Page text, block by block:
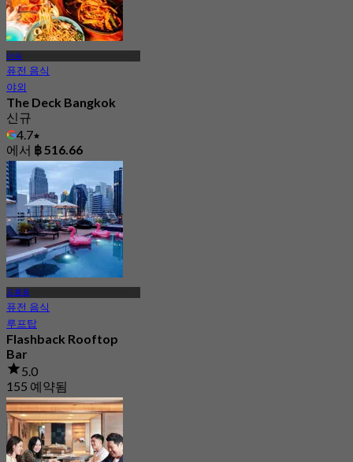
아속
퓨전 음식
야외
The Deck Bangkok
신규
4.7
에서 ฿ 516.66
프롬퐁
퓨전 음식
루프탑
Flashback Rooftop
Bar
5.0
155 예약됨
에서฿ 699